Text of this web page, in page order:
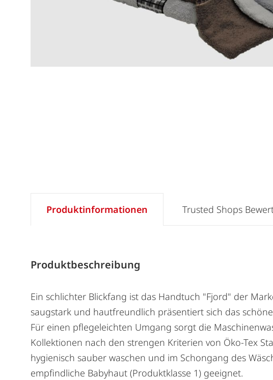
Produktinformationen
Produktbeschreibung
Ein schlichter Blickfang ist das Handtuch "Fjord" der
saugstark und hautfreundlich präsentiert sich das
Für einen pflegeleichten Umgang sorgt die
Kollektionen nach den strengen Kriterien von Öko-Tex
hygienisch sauber waschen und im Schongang des
empfindliche Babyhaut (Produktklasse 1) geeignet.
Trusted Shops